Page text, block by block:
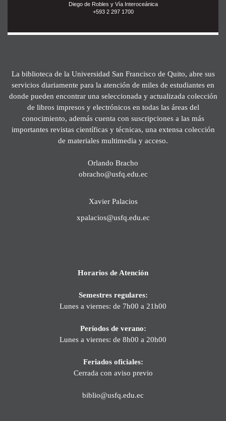
Diego de Robles y Vía Interoceánica
+593 2 297 1700
La biblioteca de la Universidad San Francisco de Quito, abre sus
servicios diariamente para la atención de miles de estudiantes en
donde pueden encontrar una seleccionada y actualizada colección
de libros impresos y electrónicos en todas las áreas del
conocimiento, además cuenta con suscripciones a las más
importantes revistas científicas y técnicas, una extensa colección
de materiales multimedia y acceso.
Orlando Bracho
obracho@usfq.edu.ec
Xavier Palacios
xpalacios@usfq.edu.ec
Horarios de Atención
Semestres regulares:
Lunes a viernes: de 7h00 a 21h00
Períodos de verano:
Lunes a viernes: de 8h00 a 20h00
Feriados oficiales:
Cerrada con aviso previo
biblio@usfq.edu.ec